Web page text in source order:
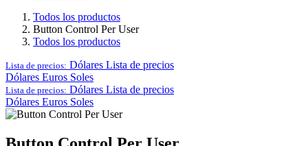
Todos los productos
Button Control Per User
Todos los productos
Lista de precios: Dólares Lista de precios
Dólares Euros Soles
Lista de precios: Dólares Lista de precios
Dólares Euros Soles